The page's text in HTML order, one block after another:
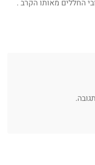
החללים מאותו הקרב .